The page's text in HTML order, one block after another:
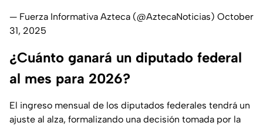
— Fuerza Informativa Azteca (@AztecaNoticias) October
31, 2025
¿Cuánto ganará un diputado federal
al mes para 2026?
El ingreso mensual de los diputados federales tendrá un
ajuste al alza, formalizando una decisión tomada por la